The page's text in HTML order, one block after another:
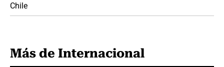
Chile
Más de Internacional